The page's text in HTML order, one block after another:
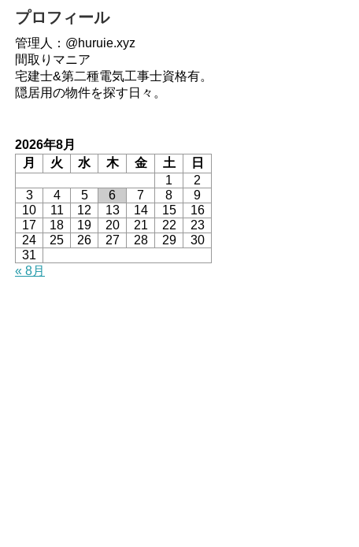
プロフィール
管理人：@huruie.xyz
間取りマニア
宅建士&第二種電気工事士資格有。
隠居用の物件を探す日々。
2026年8月
月
火 水 木 金 土
日
1
2
3
4 5 6 7 8
9
10
11 12 13 14 15
16
17
18 19 20 21 22
23
24
25 26 27 28 29
30
31
« 8月